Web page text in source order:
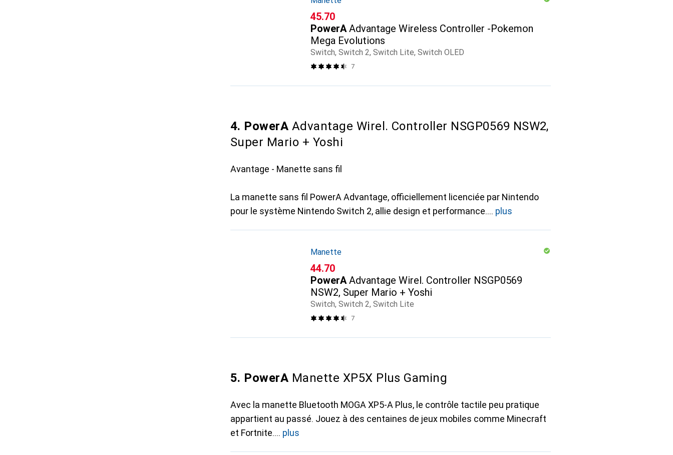
CHF
45.70
PowerA Advantage Wireless Controller -Pokemon
Mega Evolutions
Switch, Switch 2, Switch Lite, Switch OLED
7
4. PowerA Advantage Wirel. Controller NSGP0569 NSW2,
Super Mario + Yoshi
Avantage - Manette sans fil
La manette sans fil PowerA Advantage, officiellement licenciée par Nintendo
pour le système Nintendo Switch 2, allie design et performance.
plus
Manette
CHF
44.70
PowerA Advantage Wirel. Controller NSGP0569
NSW2, Super Mario + Yoshi
Switch, Switch 2, Switch Lite
7
5. PowerA Manette XP5X Plus Gaming
Avec la manette Bluetooth MOGA XP5-A Plus, le contrôle tactile peu pratique
appartient au passé. Jouez à des centaines de jeux mobiles comme Minecraft
et Fortnite.
plus